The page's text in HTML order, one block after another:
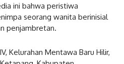
ini bahwa peristiwa
seorang wanita berinisial
penjambretan.
Kelurahan Mentawa Baru Hilir,